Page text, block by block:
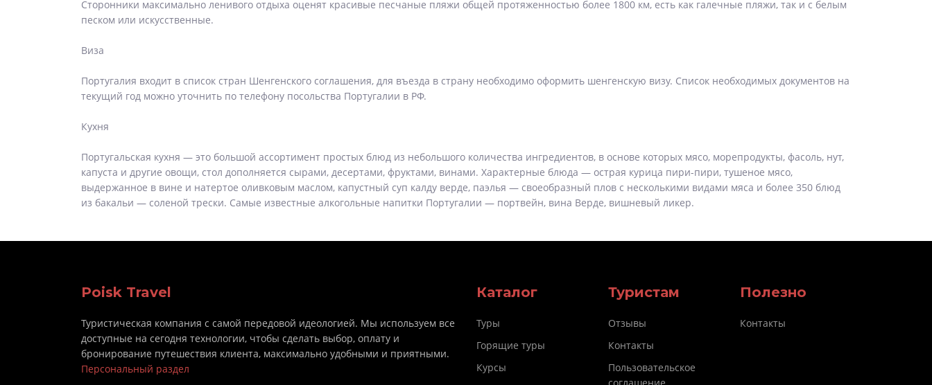
Сторонники максимально ленивого отдыха оценят красивые песчаные пляжи общей протяженностью более 1800 км, есть как галечные пляжи, так и с белым
песком или искусственные.
Виза
Португалия входит в список стран Шенгенского соглашения, для въезда в страну необходимо оформить шенгенскую визу. Список необходимых документов на
текущий год можно уточнить по телефону посольства Португалии в РФ.
Кухня
Португальская кухня — это большой ассортимент простых блюд из небольшого количества ингредиентов, в основе которых мясо, морепродукты, фасоль, нут,
капуста и другие овощи, стол дополняется сырами, десертами, фруктами, винами. Характерные блюда — острая курица пири-пири, тушеное мясо,
выдержанное в вине и натертое оливковым маслом, капустный суп калду верде, паэлья — своеобразный плов с несколькими видами мяса и более 350 блюд
из бакальи — соленой трески. Самые известные алкогольные напитки Португалии — портвейн, вина Верде, вишневый ликер.
Poisk Travel
Туристическая компания с самой передовой идеологией. Мы используем все
доступные на сегодня технологии, чтобы сделать выбор, оплату и
бронирование путешествия клиента, максимально удобными и приятными.
Персональный раздел
Каталог
Туры
Горящие туры
Курсы
Туристам
Отзывы
Контакты
Пользовательское
Полезно
Контакты